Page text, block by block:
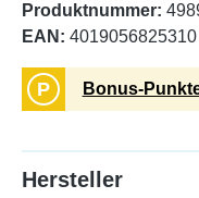
Produktnummer:
EAN: 4019056825310
P Bonus-
Hersteller